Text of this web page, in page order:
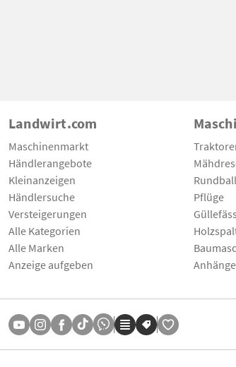
Landwirt.com
Maschinenmarkt
Händlerangebote
Kleinanzeigen
Händlersuche
Versteigerungen
Alle Kategorien
Alle Marken
Anzeige aufgeben
Pflüge